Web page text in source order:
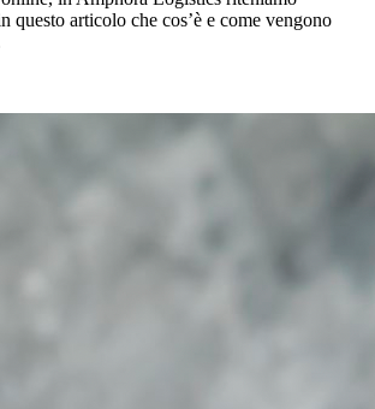
questo articolo che cos’è e come vengono